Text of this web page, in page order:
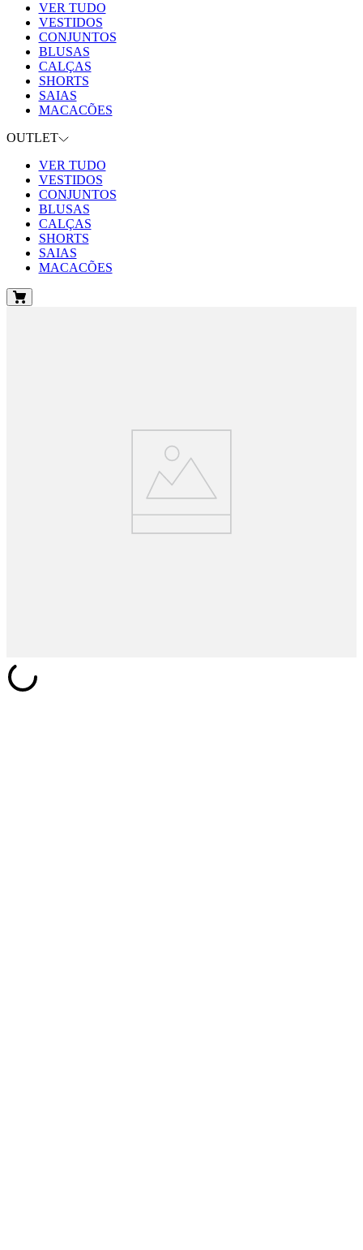
VER TUDO
VESTIDOS
CONJUNTOS
BLUSAS
CALÇAS
SHORTS
SAIAS
MACACÕES
OUTLET
VER TUDO
VESTIDOS
CONJUNTOS
BLUSAS
CALÇAS
SHORTS
SAIAS
MACACÕES